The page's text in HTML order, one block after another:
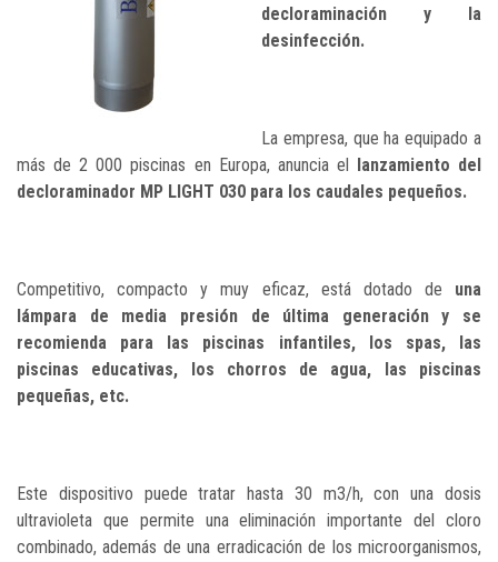
decloraminación y la
desinfección.
La empresa, que ha equipado a
más de 2 000 piscinas en Europa, anuncia el lanzamiento del
decloraminador MP LIGHT 030 para los caudales pequeños.
Competitivo, compacto y muy eficaz, está dotado de una
lámpara de media presión de última generación y se
recomienda para las piscinas infantiles, los spas, las
piscinas educativas, los chorros de agua, las piscinas
pequeñas, etc.
Este dispositivo puede tratar hasta 30 m3/h, con una dosis
ultravioleta que permite una eliminación importante del cloro
combinado, además de una erradicación de los microorganismos,